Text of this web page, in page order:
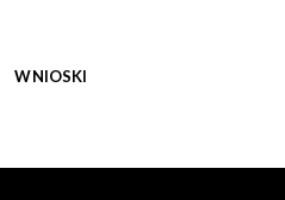
WNIOSKI